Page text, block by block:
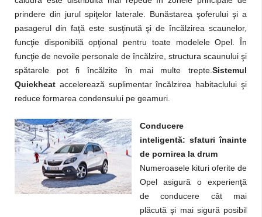
prindere din jurul spiţelor laterale. Bunăstarea şoferului şi a
pasagerul din faţă este susţinută şi de încălzirea scaunelor,
funcţie disponibilă opţional pentru toate modelele Opel. În
funcţie de nevoile personale de încălzire, structura scaunului şi
spătarele pot fi încălzite în mai multe trepte.Sistemul
Quickheat accelerează suplimentar încălzirea habitaclului şi
reduce formarea condensului pe geamuri.
Conducere
inteligentă: sfaturi înainte
de pornirea la drum
Numeroasele kituri oferite de
Opel asigură o experienţă
de conducere cât mai
plăcută şi mai sigură posibil